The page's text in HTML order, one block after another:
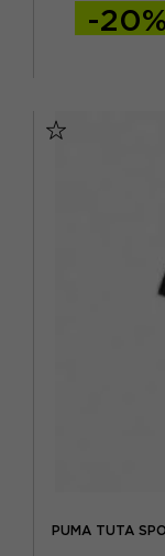
-20%
PUMA TUTA